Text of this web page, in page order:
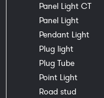
Panel Light CT
Panel Light
Pendant Light
Plug light
Plug Tube
Point Light
Road stud